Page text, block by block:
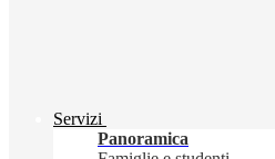
Servizi
Panoramica